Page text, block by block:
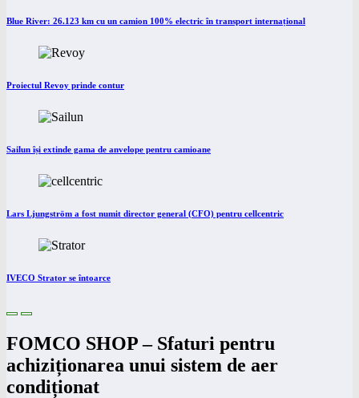
Blue River: 26.123 km cu un camion 100% electric în transport internațional
Proiectul Revoy prinde contur
Sailun își extinde gama de anvelope pentru camioane
Lars Ljungström a fost numit director general (CFO) pentru cellcentric
IVECO Strator se întoarce
FOMCO SHOP – Sfaturi pentru
achiziționarea unui sistem de aer
condiționat